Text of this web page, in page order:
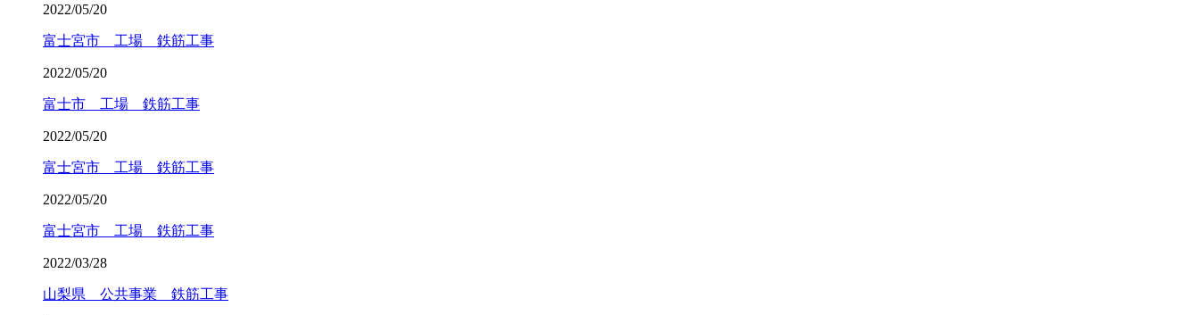
2022/05/20
富士宮市 工場 鉄筋工事
2022/05/20
富士市 工場 鉄筋工事
2022/05/20
富士宮市 工場 鉄筋工事
2022/05/20
富士宮市 工場 鉄筋工事
2022/03/28
山梨県 公共事業 鉄筋工事